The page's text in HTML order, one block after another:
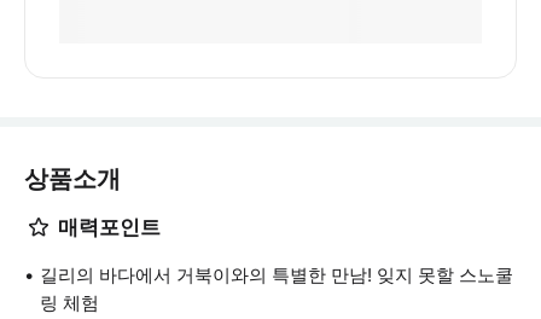
상품소개
매력포인트
길리의 바다에서 거북이와의 특별한 만남! 잊지 못할 스노쿨
링 체험